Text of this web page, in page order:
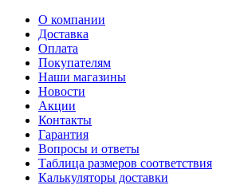
О компании
Доставка
Оплата
Покупателям
Наши магазины
Новости
Акции
Контакты
Гарантия
Вопросы и ответы
Таблица размеров соответствия
Калькуляторы доставки